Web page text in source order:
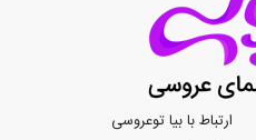
ارتباط با بیا توعروسی